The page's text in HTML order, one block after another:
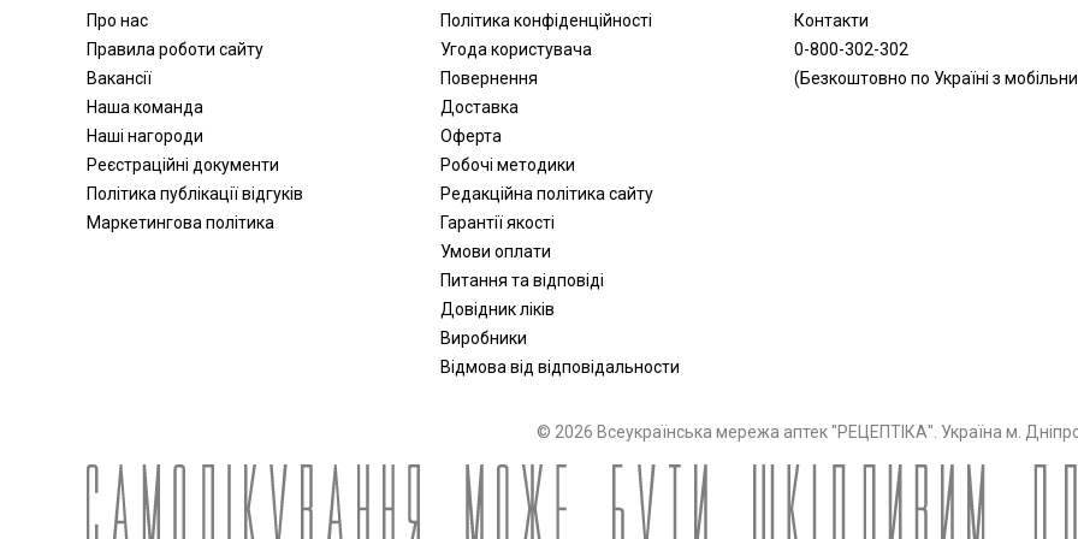
Активатори води
Апарати для обличчя
Віброакустичні апарати
Партнерська програма
дозиметри
Стерилізація
Апатари Самоздрав
Офтальмологічні вироби
Про нас
Правила роботи сайту
Вакансії
Наша команда
Наші нагороди
Реєстраційні документи
Політика публікації відгуків
Маркетингова політика
Політика конфіденційності
Угода користувача
Повернення
Доставка
Оферта
Робочі методики
Редакційна політика сайту
Гарантії якості
Умови оплати
Питання та відповіді
Довідник ліків
Виробники
Відмова від відповідальности
Контакти
0-800-302-302
(Безкоштовно по Україні з
© 2026 Всеукраїнська мережа аптек "РЕЦЕПТІКА". Україна м.